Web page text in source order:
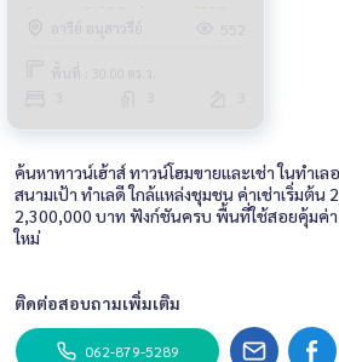
Sampan 3 / 3 Bedrooms (FOR
SALE) Nub572
อารีย์ อนุสาวรีย์ 552
พื้นที่ : 30.00 ตร.ว.
ค้นหาทาวน์เฮ้าส์ ทาวน์โฮมขายและเช่า ในทำเ
สนามเป้า ทำเลดี ใกล้แหล่งชุมชน ค่าเช่าเริ่มต้น
2,300,000 บาท ฟังก์ชันครบ พื้นที่ใช้สอยคุ้มค่า
ใหม่
ติดต่อสอบถามเพิ่มเติม
062-879-5289